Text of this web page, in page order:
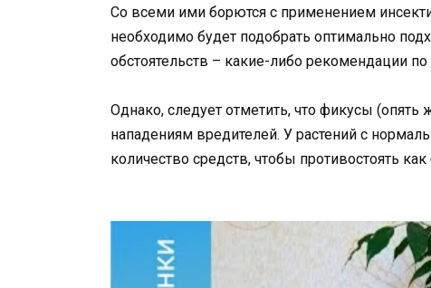
Со всеми ими борются с применением
необходимо будет подобрать оптимально
обстоятельств – какие-либо рекомендации
Однако, следует отметить, что фикусы
нападениям вредителей. У растений с
количество средств, чтобы противостоять